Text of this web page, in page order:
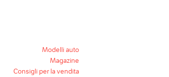
Modelli auto
Magazine
Consigli per la vendita